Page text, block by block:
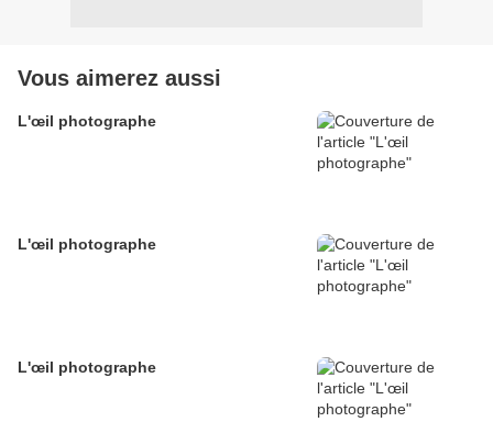
Vous aimerez aussi
L'œil photographe
L'œil photographe
L'œil photographe